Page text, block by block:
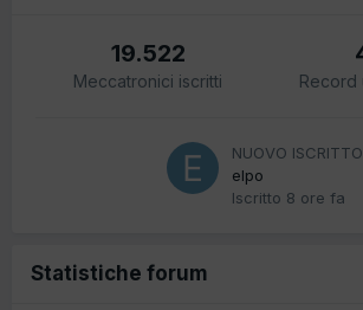
19.522
Meccatronici iscritti Record
NUOVO ISCRITTO
elpo
Iscritto 8 ore fa
Statistiche forum